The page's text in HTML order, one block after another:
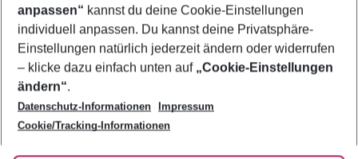
Footer
Footer navigation
Über uns
AGB
Bestpreisgarantie
Cookie-Einstellungen ändern
Cookie-Richtlinie
Agenturbetreuung
Barrierefreies Reisen
Folge uns
anpassen“ kannst du deine Cookie-Einstellungen
individuell anpassen. Du kannst deine Privatsphäre-
Einstellungen natürlich jederzeit ändern oder widerrufen
– klicke dazu einfach unten auf „Cookie-Einstellungen
ändern“.
Datenschutz-Informationen
Impressum
Cookie/Tracking-Informationen